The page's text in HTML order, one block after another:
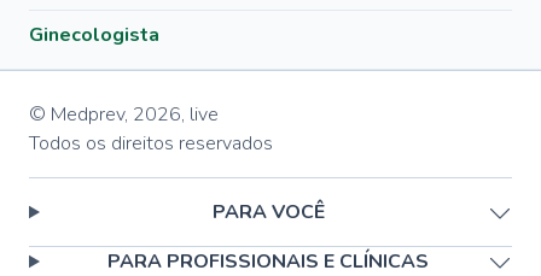
Ginecologista
© Medprev, 2026, live
Todos os direitos reservados
PARA VOCÊ
PARA PROFISSIONAIS E CLÍNICAS